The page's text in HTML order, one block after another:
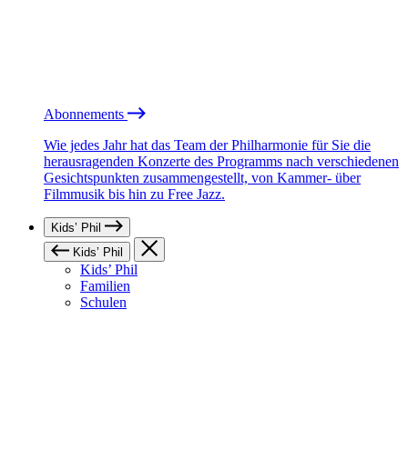
Abonnements
Wie jedes Jahr hat das Team der Philharmonie für Sie die
herausragenden Konzerte des Programms nach verschiedenen
Gesichtspunkten zusammengestellt, von Kammer- über
Filmmusik bis hin zu Free Jazz.
Kids’ Phil
Kids’ Phil
Kids’ Phil
Familien
Schulen